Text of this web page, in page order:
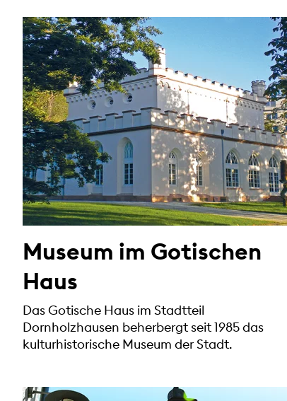
Museum im Gotischen
Haus
Das Gotische Haus im Stadtteil
Dornholzhausen beherbergt seit 1985 das
kulturhistorische Museum der Stadt.